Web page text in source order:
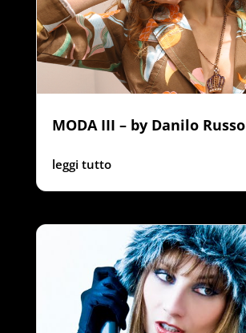
MODA III – by Danilo Russo
leggi tutto